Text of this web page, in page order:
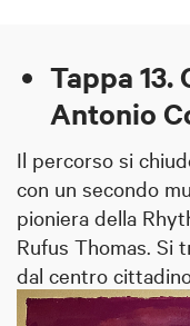
Tappa 13.
Antonio
Il percorso si
con un secondo
pioniera della
Rufus Thomas. Si
dal centro